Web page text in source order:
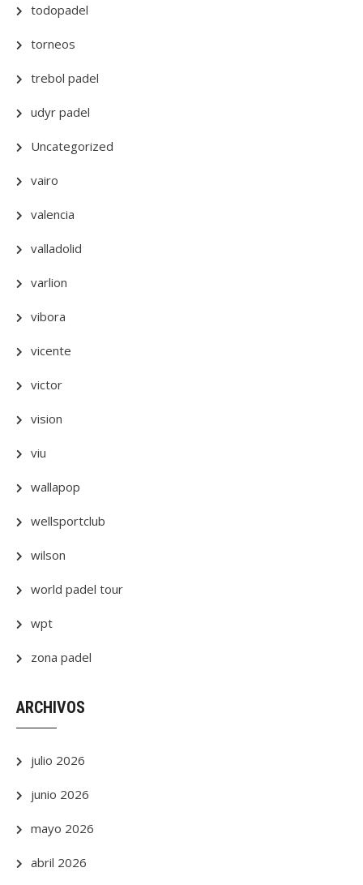
todopadel
torneos
trebol padel
udyr padel
Uncategorized
vairo
valencia
valladolid
varlion
vibora
vicente
victor
vision
viu
wallapop
wellsportclub
wilson
world padel tour
wpt
zona padel
ARCHIVOS
julio 2026
junio 2026
mayo 2026
abril 2026